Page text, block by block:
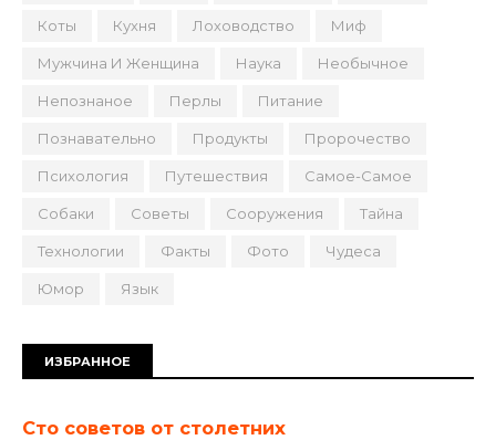
Коты Кухня Лоховодство Миф
Мужчина И Женщина Наука Необычное
Непознаное Перлы Питание
Познавательно Продукты Пророчество
Психология Путешествия Самое-Самое
Собаки Советы Сооружения Тайна
Технологии Факты Фото Чудеса
Юмор Язык
ИЗБРАННОЕ
Сто советов от столетних